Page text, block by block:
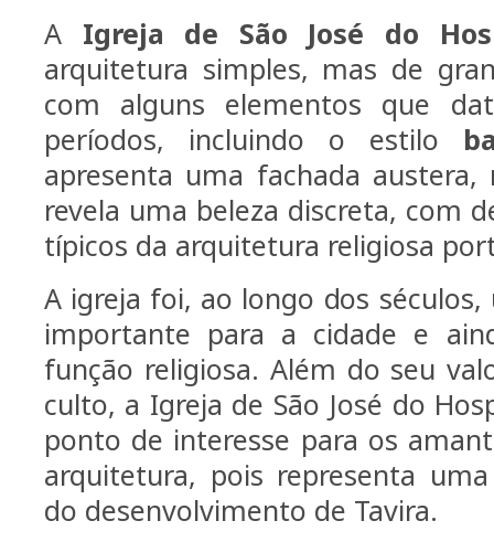
A Igreja de São José do
arquitetura simples, mas de
com alguns elementos que
períodos, incluindo o estilo
apresenta uma fachada
revela uma beleza discreta, com
típicos da arquitetura religiosa
A igreja foi, ao longo dos
importante para a cidade e
função religiosa. Além do seu
culto, a Igreja de São José do
ponto de interesse para os
arquitetura, pois representa
do desenvolvimento de Tavira.